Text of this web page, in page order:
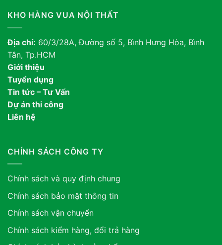
KHO HÀNG VUA NỘI THẤT
Địa chỉ: 60/3/28A, Đường số 5, Bình Hưng Hòa, Bình
Tân, Tp.HCM
Giới thiệu
Tuyển dụng
Tin tức – Tư Vấn
Dự án thi công
Liên hệ
CHÍNH SÁCH CÔNG TY
Chính sách và quy định chung
Chính sách bảo mật thông tin
Chính sách vận chuyển
Chính sách kiểm hàng, đổi trả hàng